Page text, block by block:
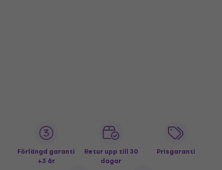
Förlängd garanti
+3 år
Retur upp till 30
dagar
Prisgaranti